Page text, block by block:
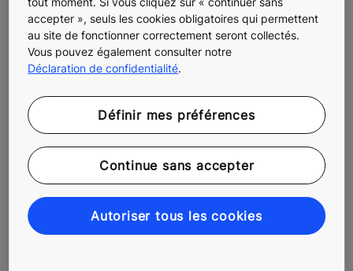
Partagez cette page
accepter », seuls les cookies obligatoires qui permettent
au site de fonctionner correctement seront collectés.
Vous pouvez également consulter notre
Déclaration de confidentialité.
Définir mes préférences
Continue sans accepter
Autoriser tous les cookies